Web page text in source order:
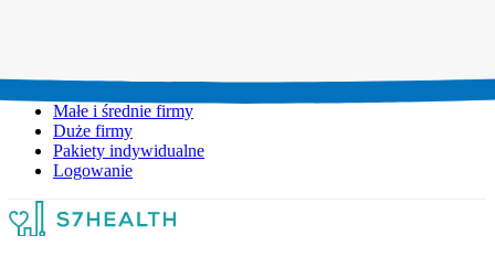
Małe i średnie firmy
Duże firmy
Pakiety indywidualne
Logowanie